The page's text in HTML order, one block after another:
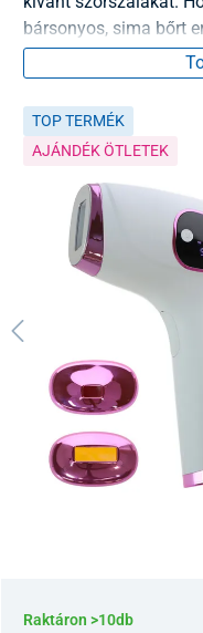
bársonyos, sima bőrt
TOP TERMÉK
AJÁNDÉK ÖTLETEK
Raktáron >10db